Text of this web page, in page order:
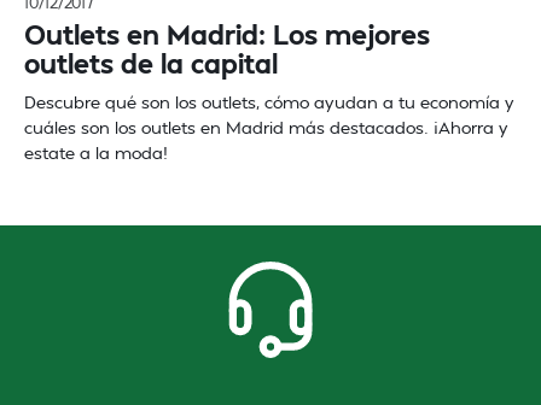
Outlets en Madrid: Los mejores
outlets de la capital
Descubre qué son los outlets, cómo ayudan a tu economía y
cuáles son los outlets en Madrid más destacados. ¡Ahorra y
estate a la moda!